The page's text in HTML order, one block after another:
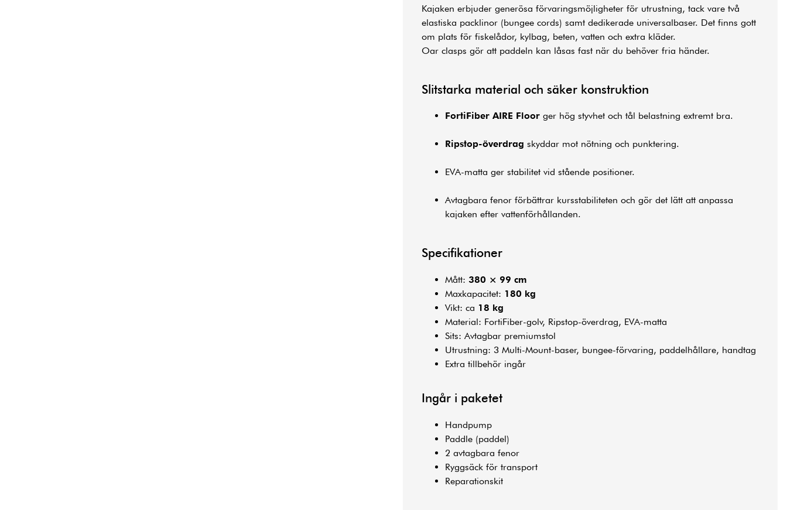
Kajaken erbjuder generösa förvaringsmöjligheter för utrustning, tack vare två
elastiska packlinor (bungee cords) samt dedikerade universalbaser. Det finns gott
om plats för fiskelådor, kylbag, beten, vatten och extra kläder.
Oar clasps gör att paddeln kan låsas fast när du behöver fria händer.
Slitstarka material och säker konstruktion
FortiFiber AIRE Floor ger hög styvhet och tål belastning extremt bra.
Ripstop-överdrag skyddar mot nötning och punktering.
EVA-matta ger stabilitet vid stående positioner.
Avtagbara fenor förbättrar kursstabiliteten och gör det lätt att anpassa
kajaken efter vattenförhållanden.
Specifikationer
Mått: 380 × 99 cm
Maxkapacitet: 180 kg
Vikt: ca 18 kg
Material: FortiFiber-golv, Ripstop-överdrag, EVA-matta
Sits: Avtagbar premiumstol
Utrustning: 3 Multi-Mount-baser, bungee-förvaring, paddelhållare, handtag
Extra tillbehör ingår
Ingår i paketet
Handpump
Paddle (paddel)
2 avtagbara fenor
Ryggsäck för transport
Reparationskit